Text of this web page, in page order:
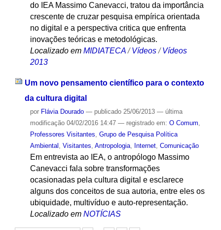
do IEA Massimo Canevacci, tratou da importância
crescente de cruzar pesquisa empírica orientada
no digital e a perspectiva critica que enfrenta
inovações teóricas e metodológicas.
Localizado em MIDIATECA /Vídeos /Vídeos
2013
Um novo pensamento científico para o contexto
da cultura digital
por Flávia Dourado — publicado25/06/2013 — última
modificação04/02/2016 14:47 — registrado em: O Comum,
Professores Visitantes, Grupo de Pesquisa Política
Ambiental , Visitantes, Antropologia, Internet, Comunicação
Em entrevista ao IEA, o antropólogo Massimo
Canevacci fala sobre transformações
ocasionadas pela cultura digital e esclarece
alguns dos conceitos de sua autoria, entre eles os
ubiquidade, multivíduo e auto-representação.
Localizado em NOTÍCIAS